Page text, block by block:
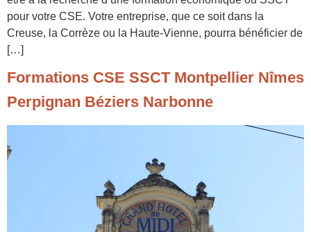
pour votre CSE. Votre entreprise, que ce soit dans la
Creuse, la Corrèze ou la Haute-Vienne, pourra bénéficier de
[…]
Formations CSE SSCT Montpellier Nîmes
Perpignan Béziers Narbonne